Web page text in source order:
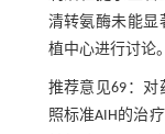
清转氨酶未能显
植中心进行讨论
推荐意见69：对
照标准AIH的治